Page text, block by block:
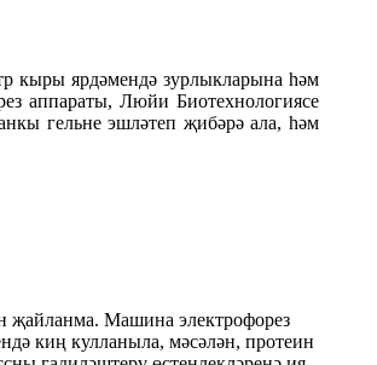
кыры ярдәмендә зурлыкларына һәм
аппараты, Люйи Биотехнологиясе
гельне эшләтеп җибәрә ала, һәм
җайланма. Машина электрофорез
киң кулланыла, мәсәлән, протеин